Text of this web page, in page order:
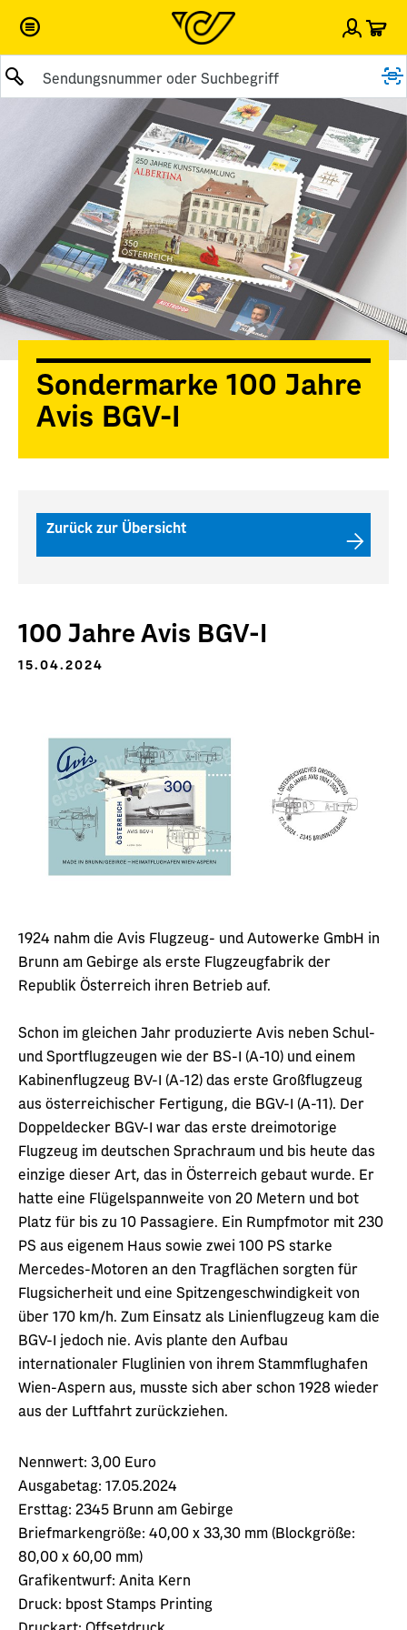
Suche abschicken
Sondermarke 100 Jahre
Avis BGV-I
Zurück zur Übersicht
100 Jahre Avis BGV-I
15.04.2024
1924 nahm die Avis Flugzeug- und Autowerke GmbH in
Brunn am Gebirge als erste Flugzeugfabrik der
Republik Österreich ihren Betrieb auf.
Schon im gleichen Jahr produzierte Avis neben Schul-
und Sportflugzeugen wie der BS-I (A-10) und einem
Kabinenflugzeug BV-I (A-12) das erste Großflugzeug
aus österreichischer Fertigung, die BGV-I (A-11). Der
Doppeldecker BGV-I war das erste dreimotorige
Flugzeug im deutschen Sprachraum und bis heute das
einzige dieser Art, das in Österreich gebaut wurde. Er
hatte eine Flügelspannweite von 20 Metern und bot
Platz für bis zu 10 Passagiere. Ein Rumpfmotor mit 230
PS aus eigenem Haus sowie zwei 100 PS starke
Mercedes-Motoren an den Tragflächen sorgten für
Flugsicherheit und eine Spitzengeschwindigkeit von
über 170 km/h. Zum Einsatz als Linienflugzeug kam die
BGV-I jedoch nie. Avis plante den Aufbau
internationaler Fluglinien von ihrem Stammflughafen
Wien-Aspern aus, musste sich aber schon 1928 wieder
aus der Luftfahrt zurückziehen.
Nennwert: 3,00 Euro
Ausgabetag: 17.05.2024
Ersttag: 2345 Brunn am Gebirge
Briefmarkengröße: 40,00 x 33,30 mm (Blockgröße:
80,00 x 60,00 mm)
Grafikentwurf: Anita Kern
Druck: bpost Stamps Printing
Druckart: Offsetdruck